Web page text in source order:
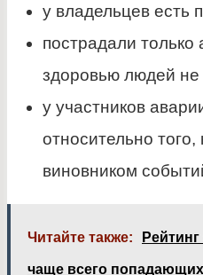
у владельцев
пострадали
здоровью людей не
у участников
относительно того,
виновником
Читайте также:
чаще всего